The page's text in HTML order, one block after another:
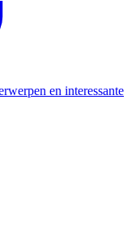
en interessante